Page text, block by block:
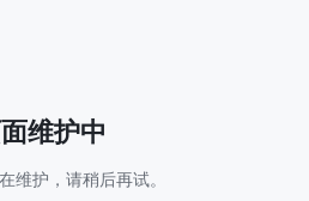
维护中
维护，请稍后再试。